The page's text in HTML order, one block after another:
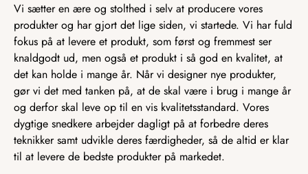
Vi sætter en ære og stolthed i selv at producere vores
produkter og har gjort det lige siden, vi startede. Vi har fuld
fokus på at levere et produkt, som først og fremmest ser
knaldgodt ud, men også et produkt i så god en kvalitet, at
det kan holde i mange år. Når vi designer nye produkter,
gør vi det med tanken på, at de skal være i brug i mange år
og derfor skal leve op til en vis kvalitetsstandard. Vores
dygtige snedkere arbejder dagligt på at forbedre deres
teknikker samt udvikle deres færdigheder, så de altid er klar
til at levere de bedste produkter på markedet.